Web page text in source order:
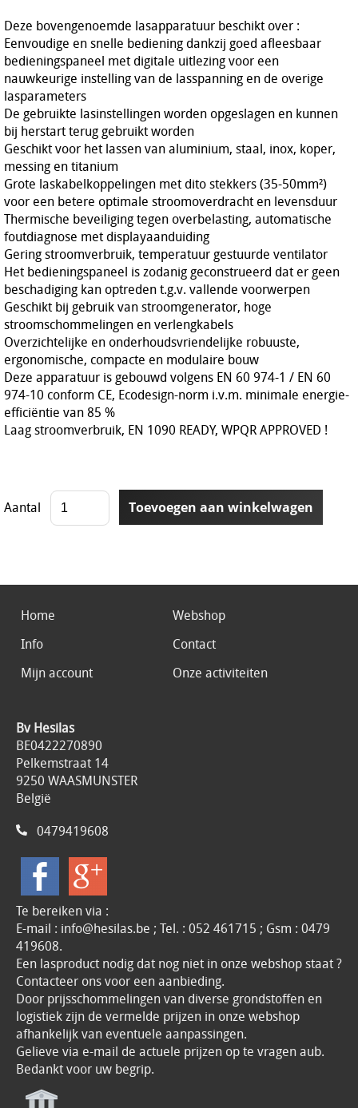
Deze bovengenoemde lasapparatuur beschikt over :
Eenvoudige en snelle bediening dankzij goed afleesbaar
bedieningspaneel met digitale uitlezing voor een
nauwkeurige instelling van de lasspanning en de overige
lasparameters
De gebruikte lasinstellingen worden opgeslagen en kunnen
bij herstart terug gebruikt worden
Geschikt voor het lassen van aluminium, staal, inox, koper,
messing en titanium
Grote laskabelkoppelingen met dito stekkers (35-50mm²)
voor een betere optimale stroomoverdracht en levensduur
Thermische beveiliging tegen overbelasting, automatische
foutdiagnose met displayaanduiding
Gering stroomverbruik, temperatuur gestuurde ventilator
Het bedieningspaneel is zodanig geconstrueerd dat er geen
beschadiging kan optreden t.g.v. vallende voorwerpen
Geschikt bij gebruik van stroomgenerator, hoge
stroomschommelingen en verlengkabels
Overzichtelijke en onderhoudsvriendelijke robuuste,
ergonomische, compacte en modulaire bouw
Deze apparatuur is gebouwd volgens EN 60 974-1 / EN 60
974-10 conform CE, Ecodesign-norm i.v.m. minimale energie-
efficiëntie van 85 %
Laag stroomverbruik, EN 1090 READY, WPQR APPROVED !
Aantal
Home
Webshop
Info
Contact
Mijn account
Onze activiteiten
Bv Hesilas
BE0422270890
Pelkemstraat 14
9250 WAASMUNSTER
België
0479419608
Te bereiken via :
E-mail : info@hesilas.be ; Tel. : 052 461715 ; Gsm : 0479
419608.
Een lasproduct nodig dat nog niet in onze webshop staat ?
Contacteer ons voor een aanbieding.
Door prijsschommelingen van diverse grondstoffen en
logistiek zijn de vermelde prijzen in onze webshop
afhankelijk van eventuele aanpassingen.
Gelieve via e-mail de actuele prijzen op te vragen aub.
Bedankt voor uw begrip.